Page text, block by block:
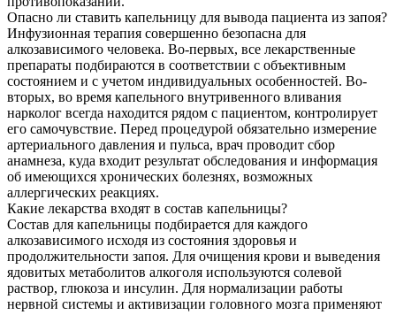
Опасно ли ставить капельницу для вывода пациента из запоя?
Инфузионная терапия совершенно безопасна для
алкозависимого человека. Во-первых, все лекарственные
препараты подбираются в соответствии с объективным
состоянием и с учетом индивидуальных особенностей. Во-
вторых, во время капельного внутривенного вливания
нарколог всегда находится рядом с пациентом, контролирует
его самочувствие. Перед процедурой обязательно измерение
артериального давления и пульса, врач проводит сбор
анамнеза, куда входит результат обследования и информация
об имеющихся хронических болезнях, возможных
аллергических реакциях.
Какие лекарства входят в состав капельницы?
Состав для капельницы подбирается для каждого
алкозависимого исходя из состояния здоровья и
продолжительности запоя. Для очищения крови и выведения
ядовитых метаболитов алкоголя используются солевой
раствор, глюкоза и инсулин. Для нормализации работы
нервной системы и активизации головного мозга применяют